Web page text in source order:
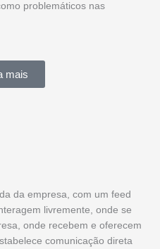
problemáticos nas
mais
da empresa, com um feed
livremente, onde se
onde recebem e oferecem
comunicação direta